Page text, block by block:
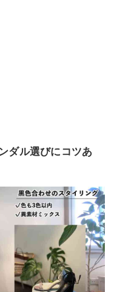
ダル選びにコツあ